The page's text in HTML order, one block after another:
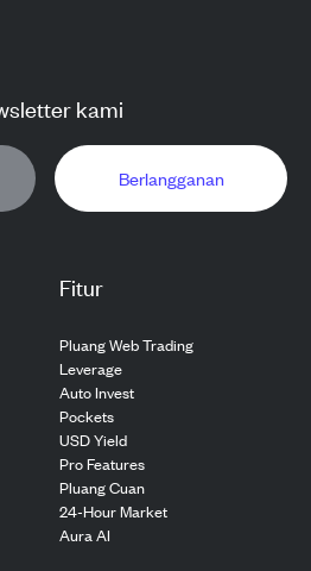
Fitur
Pluang Web Trading
Leverage
Auto Invest
Pockets
USD Yield
Pro Features
Pluang Cuan
24-Hour Market
Aura AI
kami
Berlangganan